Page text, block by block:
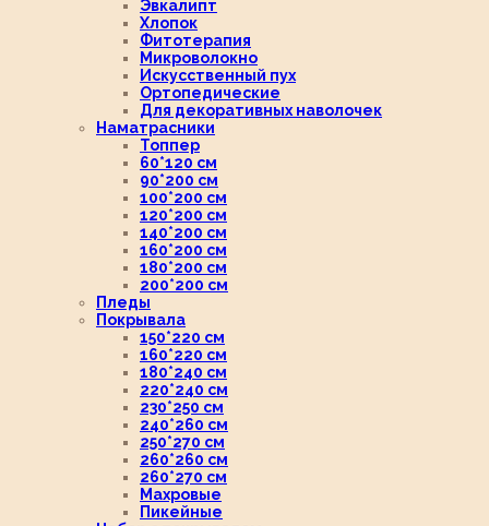
Эвкалипт
Хлопок
Фитотерапия
Микроволокно
Искусственный пух
Ортопедические
Для декоративных наволочек
Наматрасники
Топпер
60*120 см
90*200 см
100*200 см
120*200 см
140*200 см
160*200 см
180*200 см
200*200 см
Пледы
Покрывала
150*220 см
160*220 см
180*240 см
220*240 см
230*250 см
240*260 см
250*270 см
260*260 см
260*270 см
Махровые
Пикейные